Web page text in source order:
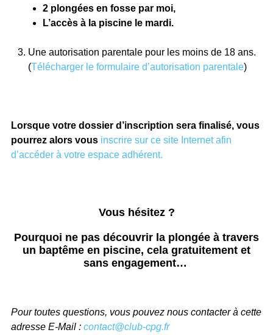
2 plongées en fosse par moi,
L’accès à la piscine le mardi.
Une autorisation parentale pour les moins de 18 ans.
(Télécharger le formulaire d’autorisation parentale)
Lorsque votre dossier d’inscription sera finalisé, vous
pourrez alors vous inscrire sur ce site Internet afin
d’accéder à votre espace adhérent.
Vous hésitez ?
Pourquoi ne pas découvrir la plongée à travers
un baptême en piscine, cela gratuitement et
sans engagement…
Pour toutes questions, vous pouvez nous contacter à cette
adresse E-Mail : contact@club-cpg.fr